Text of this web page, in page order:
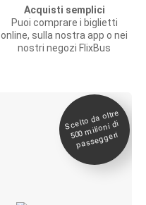
Acquisti semplici
Puoi comprare i biglietti
online, sulla nostra app o nei
nostri negozi FlixBus
Scelto da oltre
500
milioni di
passeggeri